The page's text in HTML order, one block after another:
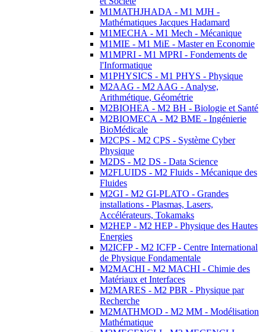
M1MATHJHADA - M1 MJH -
Mathématiques Jacques Hadamard
M1MECHA - M1 Mech - Mécanique
M1MIE - M1 MiE - Master en Economie
M1MPRI - M1 MPRI - Fondements de
l'Informatique
M1PHYSICS - M1 PHYS - Physique
M2AAG - M2 AAG - Analyse,
Arithmétique, Géométrie
M2BIOHEA - M2 BH - Biologie et Santé
M2BIOMECA - M2 BME - Ingénierie
BioMédicale
M2CPS - M2 CPS - Système Cyber
Physique
M2DS - M2 DS - Data Science
M2FLUIDS - M2 Fluids - Mécanique des
Fluides
M2GI - M2 GI-PLATO - Grandes
installations - Plasmas, Lasers,
Accélérateurs, Tokamaks
M2HEP - M2 HEP - Physique des Hautes
Energies
M2ICFP - M2 ICFP - Centre International
de Physique Fondamentale
M2MACHI - M2 MACHI - Chimie des
Matériaux et Interfaces
M2MARES - M2 PBR - Physique par
Recherche
M2MATHMOD - M2 MM - Modélisation
Mathématique